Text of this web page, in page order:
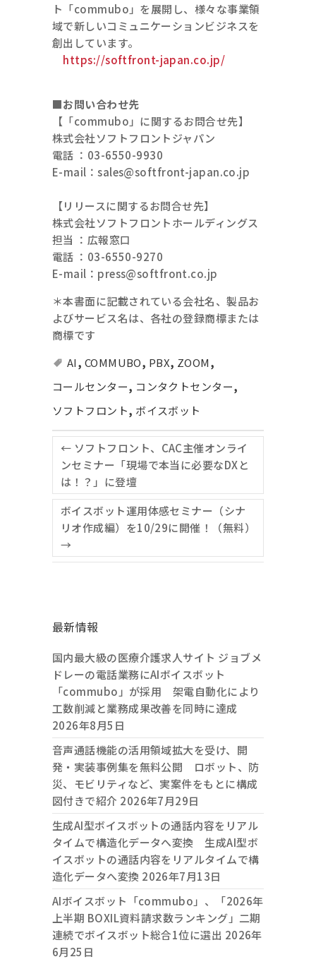
ト「commubo」を展開し、様々な事業領
域で新しいコミュニケーションビジネスを
創出しています。
https://softfront-japan.co.jp/
■お問い合わせ先
【「commubo」に関するお問合せ先】
株式会社ソフトフロントジャパン
電話 ：03-6550-9930
E-mail：sales@softfront-japan.co.jp
【リリースに関するお問合せ先】
株式会社ソフトフロントホールディングス
担当 ：広報窓口
電話 ：03-6550-9270
E-mail：press@softfront.co.jp
＊本書面に記載されている会社名、製品お
よびサービス名は、各社の登録商標または
商標です
AI, COMMUBO, PBX, ZOOM,
コールセンター, コンタクトセンター,
ソフトフロント, ボイスボット
← ソフトフロント、CAC主催オンライ
ンセミナー「現場で本当に必要なDXと
は！？」に登壇
ボイスボット運用体感セミナー（シナ
リオ作成編）を10/29に開催！（無料）
→
最新情報
国内最大級の医療介護求人サイト ジョブメ
ドレーの電話業務にAIボイスボット
「commubo」が採用 架電自動化により
工数削減と業務成果改善を同時に達成
2026年8月5日
音声通話機能の活用領域拡大を受け、開
発・実装事例集を無料公開 ロボット、防
災、モビリティなど、実案件をもとに構成
図付きで紹介 2026年7月29日
生成AI型ボイスボットの通話内容をリアル
タイムで構造化データへ変換 生成AI型ボ
イスボットの通話内容をリアルタイムで構
造化データへ変換 2026年7月13日
AIボイスボット「commubo」、「2026年
上半期 BOXIL資料請求数ランキング」二期
連続でボイスボット総合1位に選出 2026年
6月25日